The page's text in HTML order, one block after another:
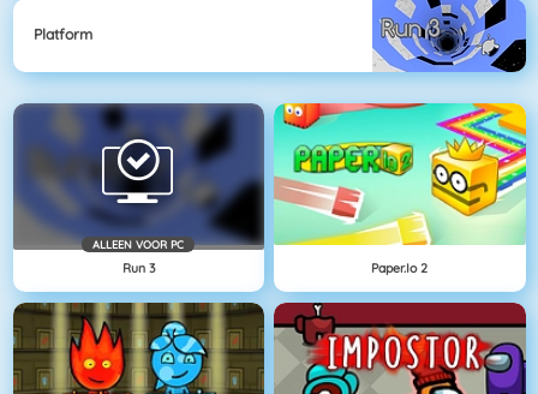
Platform
ALLEEN VOOR PC
Run 3 Paper.io 2